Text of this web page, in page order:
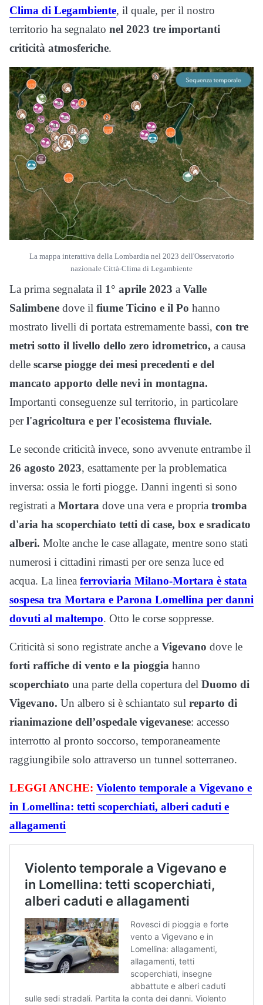
Clima di Legambiente, il quale, per il nostro
territorio ha segnalato nel 2023 tre importanti
criticità atmosferiche.
La mappa interattiva della Lombardia nel 2023 dell'Osservatorio
nazionale Città-Clima di Legambiente
La prima segnalata il 1° aprile 2023 a Valle
Salimbene dove il fiume Ticino e il Po hanno
mostrato livelli di portata estremamente bassi, con tre
metri sotto il livello dello zero idrometrico, a causa
delle scarse piogge dei mesi precedenti e del
mancato apporto delle nevi in montagna.
Importanti conseguenze sul territorio, in particolare
perl'agricoltura e per l'ecosistema fluviale.
Le seconde criticità invece, sono avvenute entrambe il
26 agosto 2023, esattamente per la problematica
inversa: ossia le forti piogge. Danni ingenti si sono
registrati a Mortara dove una vera e propria tromba
d'aria ha scoperchiato tetti di case, box e sradicato
alberi. Molte anche le case allagate, mentre sono stati
numerosi i cittadini rimasti per ore senza luce ed
acqua. La linea ferroviaria Milano-Mortara è stata
sospesa tra Mortara e Parona Lomellina per danni
dovuti al maltempo. Otto le corse soppresse.
Criticità si sono registrate anche a Vigevano dove le
forti raffiche di vento e la pioggia hanno
scoperchiato una parte della copertura del Duomo di
Vigevano. Un albero si è schiantato sul reparto di
rianimazione dell’ospedale vigevanese: accesso
interrotto al pronto soccorso, temporaneamente
raggiungibile solo attraverso un tunnel sotterraneo.
LEGGI ANCHE: Violento temporale a Vigevano e
in Lomellina: tetti scoperchiati, alberi caduti e
allagamenti